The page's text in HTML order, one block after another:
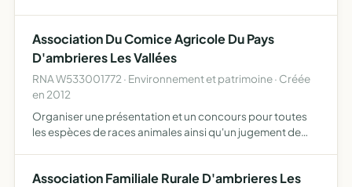
Association Du Comice Agricole Du Pays
D'ambrieres Les Vallées
RNA W533001772 · Environnement et patrimoine · Créée
en 2012
Organiser une présentation et un concours pour toutes
les espèces de races animales ainsi qu'un jugement de
Association Familiale Rurale D'ambrieres Les